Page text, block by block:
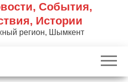
к
р
События,
Истории
регион, Шымкент